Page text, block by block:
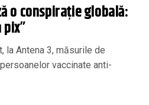
o conspirație globală:
la Antena 3, măsurile de
vaccinate anti-